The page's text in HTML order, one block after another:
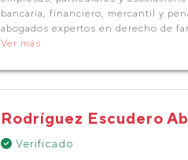
bancaria, financiero, mercantil y
abogados expertos en derecho de
Ver más
Rodríguez Escudero
Verificado